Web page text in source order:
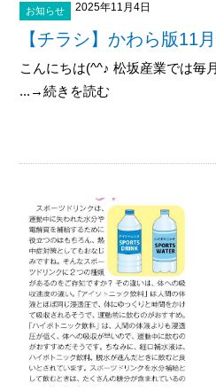
お知らせ 2025年11月4日
【チラシ】かわら版
こんにちは(^^♪ 松坂産業では毎
...→続きを読む